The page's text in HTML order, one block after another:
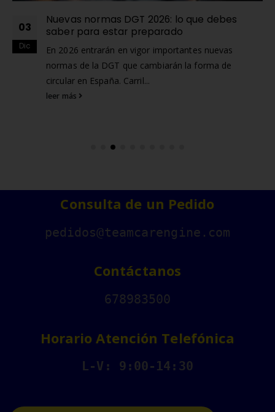
03
Dic
Nuevas normas DGT 2026: lo que debes
saber para estar preparado
En 2026 entrarán en vigor importantes nuevas
normas de la DGT que cambiarán la forma de
circular en España. Carril...
leer más
Consulta de un Pedido
pedidos@teamcarengine.com
Contáctanos
678983500
Horario Atención Telefónica
L-V: 9:00-14:30